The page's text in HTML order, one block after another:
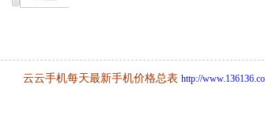
云云手机每天最新手机价格总表 http://